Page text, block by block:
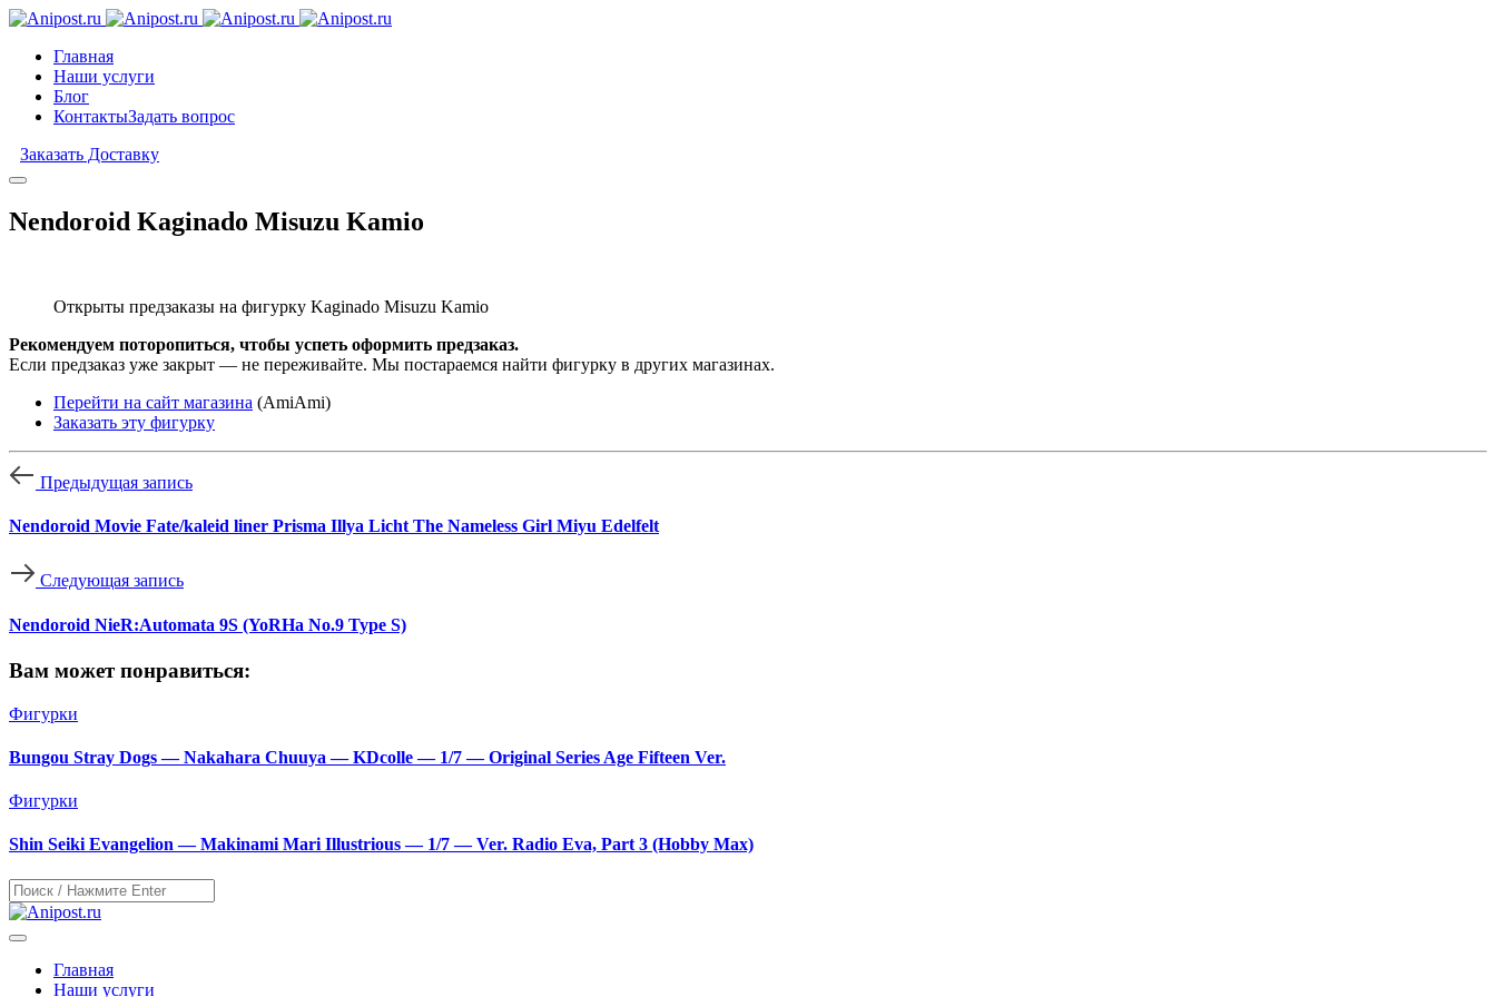
Главная
Наши услуги
Блог
КонтактыЗадать вопрос
Заказать Доставку
Nendoroid Kaginado Misuzu Kamio
Открыты предзаказы на фигурку Kaginado Misuzu Kamio
Рекомендуем поторопиться, чтобы успеть оформить предзаказ.
Если предзаказ уже закрыт — не переживайте. Мы постараемся найти фигурку в других магазинах.
Перейти на сайт магазина (AmiAmi)
Заказать эту фигурку
Предыдущая запись
Nendoroid Movie Fate/kaleid liner Prisma Illya Licht The Nameless Girl Miyu Edelfelt
Следующая запись
Nendoroid NieR:Automata 9S (YoRHa No.9 Type S)
Вам может понравиться:
Фигурки
Bungou Stray Dogs — Nakahara Chuuya — KDcolle — 1/7 — Original Series Age Fifteen Ver.
Фигурки
Shin Seiki Evangelion — Makinami Mari Illustrious — 1/7 — Ver. Radio Eva, Part 3 (Hobby Max)
Главная
Наши услуги